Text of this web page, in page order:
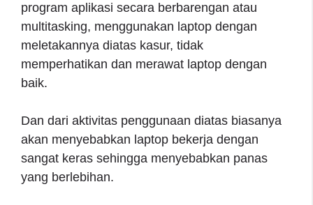
program aplikasi secara berbarengan atau
multitasking, menggunakan laptop dengan
meletakannya diatas kasur, tidak
memperhatikan dan merawat laptop dengan
baik.
Dan dari aktivitas penggunaan diatas biasanya
akan menyebabkan laptop bekerja dengan
sangat keras sehingga menyebabkan panas
yang berlebihan.